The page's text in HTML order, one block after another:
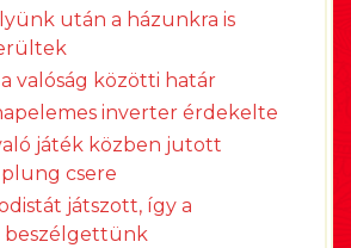
után a házunkra is
valóság közötti határ
inverter érdekelte
játék közben jutott
csere
játszott, így a